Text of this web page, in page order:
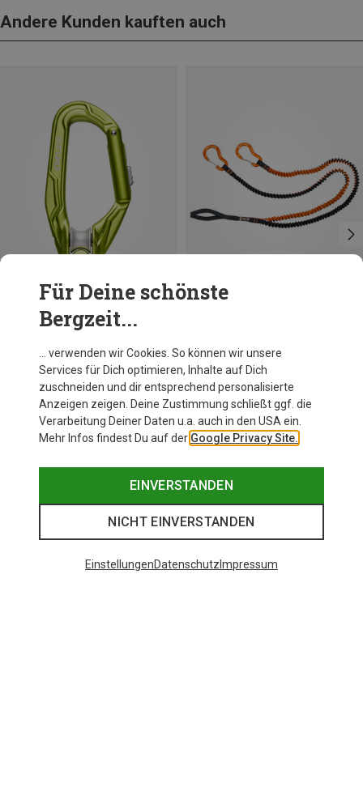
Andere Kunden kauften auch
Axiom Slider Karabiner
Skylotec
Swhippy Schlinge
43,67 €
Für Deine schönste
Bergzeit...
… verwenden wir Cookies. So können wir unsere
Services für Dich optimieren, Inhalte auf Dich
zuschneiden und dir entsprechend personalisierte
Anzeigen zeigen. Deine Zustimmung schließt ggf. die
Verarbeitung Deiner Daten u.a. auch in den USA ein.
Mehr Infos findest Du auf der Google Privacy Site.
EINVERSTANDEN
NICHT EINVERSTANDEN
EinstellungenDatenschutz Impressum